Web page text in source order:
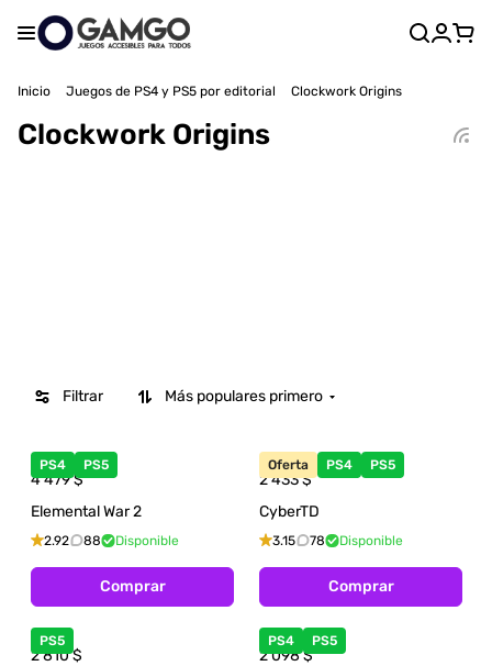
Inicio Juegos de PS4 y PS5 por editorial Clockwork Origins
Clockwork Origins
Filtrar Más populares primero
PS4 PS5
4 479$
Elemental War 2
2.92 88 Disponible
Comprar
Oferta PS4 PS5
2 433$
CyberTD
3.15 78 Disponible
Comprar
PS5
2 810$
PS4 PS5
2 098$